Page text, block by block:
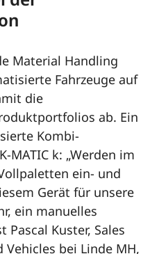
Material Handling
Fahrzeuge auf
die
ab. Ein
Kombi-
MATIC k: „Werden im
ein- und
Gerät für unsere
ein manuelles
Pascal Kuster, Sales
bei Linde MH,